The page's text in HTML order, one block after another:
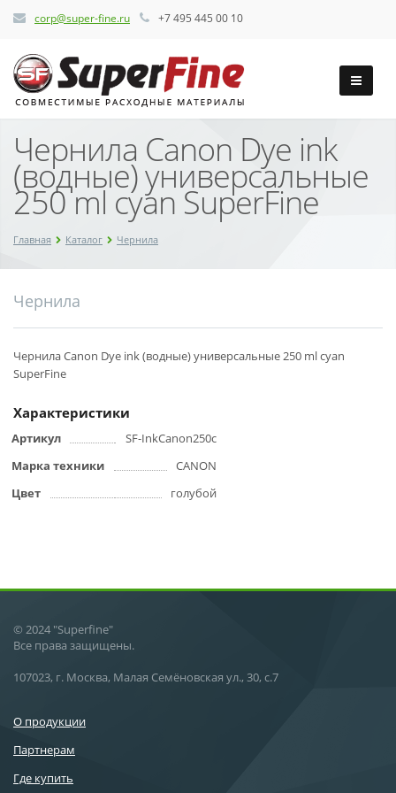
corp@super-fine.ru +7 495 445 00 10
Чернила Canon Dye ink
(водные) универсальные
250 ml cyan SuperFine
Главная Каталог Чернила
Чернила
Чернила Canon Dye ink (водные) универсальные 250 ml cyan
SuperFine
Характеристики
Артикул
SF-InkCanon250c
Марка техники
CANON
Цвет
голубой
© 2024 "Superfine"
Все права защищены.
107023, г. Москва, Малая Семёновская ул., 30, с.7
О продукции
Партнерам
Где купить